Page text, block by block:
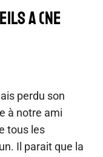
A (NE
perdu son
à notre ami
tous les
Il parait que la